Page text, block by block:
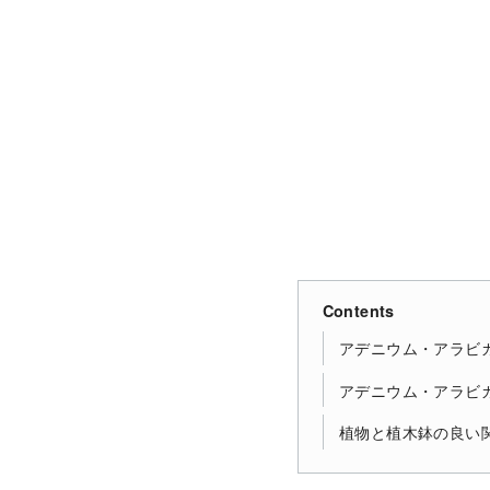
Contents
アデニウム・アラビ
アデニウム・アラビ
植物と植木鉢の良い